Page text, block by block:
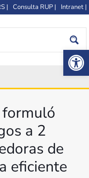
| Consulta RUP | Intranet |
a 2
de
eficiente